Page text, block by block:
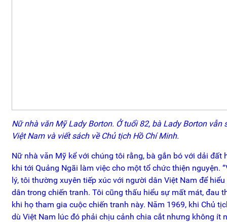
Nữ nhà văn Mỹ Lady Borton. Ở tuổi 82, bà Lady Borton vẫn
Việt Nam và viết sách về Chủ tịch Hồ Chí Minh.
Nữ nhà văn Mỹ kể với chúng tôi rằng, bà gắn bó với dải đất
khi tới Quảng Ngãi làm việc cho một tổ chức thiện nguyện.
lý, tôi thường xuyên tiếp xúc với người dân Việt Nam để
dân trong chiến tranh. Tôi cũng thấu hiểu sự mất mát, đau
khi họ tham gia cuộc chiến tranh này. Năm 1969, khi Chủ
dù Việt Nam lúc đó phải chịu cảnh chia cắt nhưng không ít